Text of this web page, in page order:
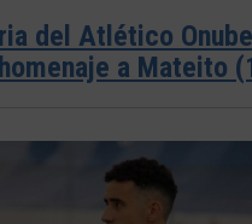
del Atlético
homenaje a Mateito